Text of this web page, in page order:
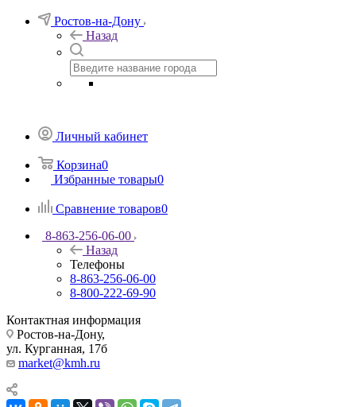
Ростов-на-Дону
Назад
Личный кабинет
Корзина0
Избранные товары0
Сравнение товаров0
8-863-256-06-00
Назад
Телефоны
8-863-256-06-00
8-800-222-69-90
Контактная информация
Ростов-на-Дону,
ул. Курганная, 17б
market@kmh.ru